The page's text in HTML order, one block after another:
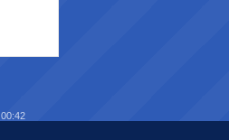
00:42